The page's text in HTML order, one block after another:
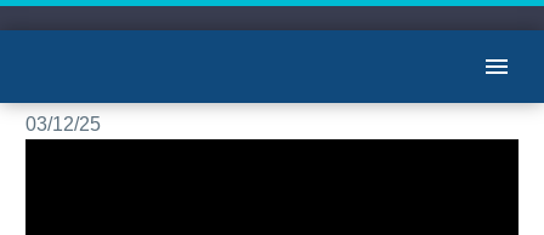
بنایی
03/12/25